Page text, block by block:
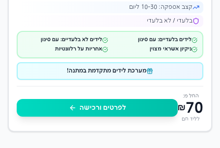
קצב אספקה: 10-30 ליום
בלעדי / לא בלעדי
לידים בלעדיים: עם סינון
לידים לא בלעדיים: עם סינון
ניקיון אשראי מצוין
אחריות על רלוונטיות
מערכת לידים מתקדמת במתנה!
החל מ:
₪70
לליד חם
לפרטים ורכישה